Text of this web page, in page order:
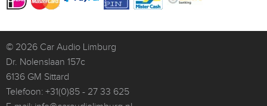
© 2026 Car Audio Limburg
Dr. Nolenslaan 157c
6136 GM Sittard
Telefoon: +31(0)85 - 27 33 625